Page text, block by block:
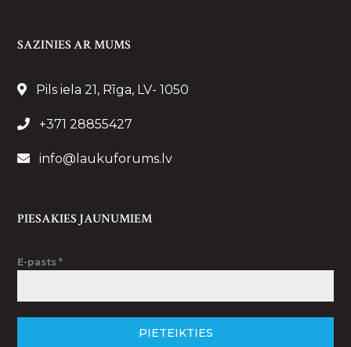
SAZINIES AR MUMS
Pils iela 21, Rīga, LV- 1050
+371 28855427
info@laukuforums.lv
PIESAKIES JAUNUMIEM
E-pasts*
PIETEIKTIES